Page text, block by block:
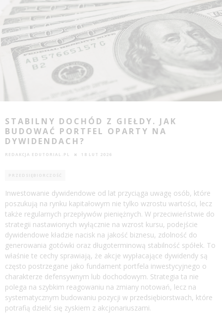
STABILNY DOCHÓD Z GIEŁDY. JAK
BUDOWAĆ PORTFEL OPARTY NA
DYWIDENDACH?
REDAKCJA EDUTORIAL.PL 18 LUT 2026
PRZEDSIĘBIORCZOŚĆ
Inwestowanie dywidendowe od lat przyciąga uwagę osób, które
poszukują na rynku kapitałowym nie tylko wzrostu wartości, lecz
także regularnych przepływów pieniężnych. W przeciwieństwie do
strategii nastawionych wyłącznie na wzrost kursu, podejście
dywidendowe kładzie nacisk na jakość biznesu, zdolność do
generowania gotówki oraz długoterminową stabilność spółek. To
właśnie te cechy sprawiają, że akcje wypłacające dywidendy są
często postrzegane jako fundament portfela inwestycyjnego o
charakterze defensywnym lub dochodowym. Strategia ta nie
polega na szybkim reagowaniu na zmiany notowań, lecz na
systematycznym budowaniu pozycji w przedsiębiorstwach, które
potrafią dzielić się zyskiem z akcjonariuszami.